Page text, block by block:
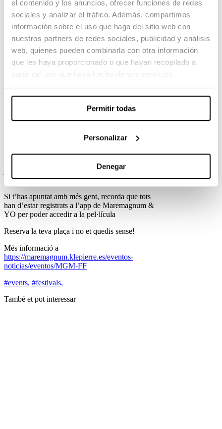
el contenido y los anuncios, ofrecer funciones de redes
sociales y analizar el tráfico. Además, compartimos
información sobre el uso que haga del sitio web con
nuestros partners de redes sociales, publicidad y análisis
web, quienes pueden combinarla con otra información
que les haya proporcionado o que hayan recopilado a
Permitir todas
Personalizar
Denegar
THAHRIB, de Gerard Vidal.
Divendres 1
MALNAZIDOS, de Javier Ruiz Caldera i
Alberto de Toro
ENTRETERRESTRES, de Lucas Parra
Dissabte 2
Recordeu, totes les projeccions són gratis per a
membres de MAREMAGNUM & YO!
Per poder accedir al cinema hauràs d’acreditar-te
al Punt d’Atenció al Client del centre, disponible
des de les 12:00h fins a les 20:30h, i que es troba
just davant de Kiko Milano. Allà et donaran una
polsera amb què podràs accedir a la pel·lícula.
Si t’has apuntat amb més gent, recorda que tots
han d’estar registrats a l’app de Maremagnum &
YO per poder accedir a la pel·lícula
Reserva la teva plaça i no et quedis sense!
Més informació a
https://maremagnum.klepierre.es/eventos-
noticias/eventos/MGM-FF
#events, #festivals,
També et pot interessar